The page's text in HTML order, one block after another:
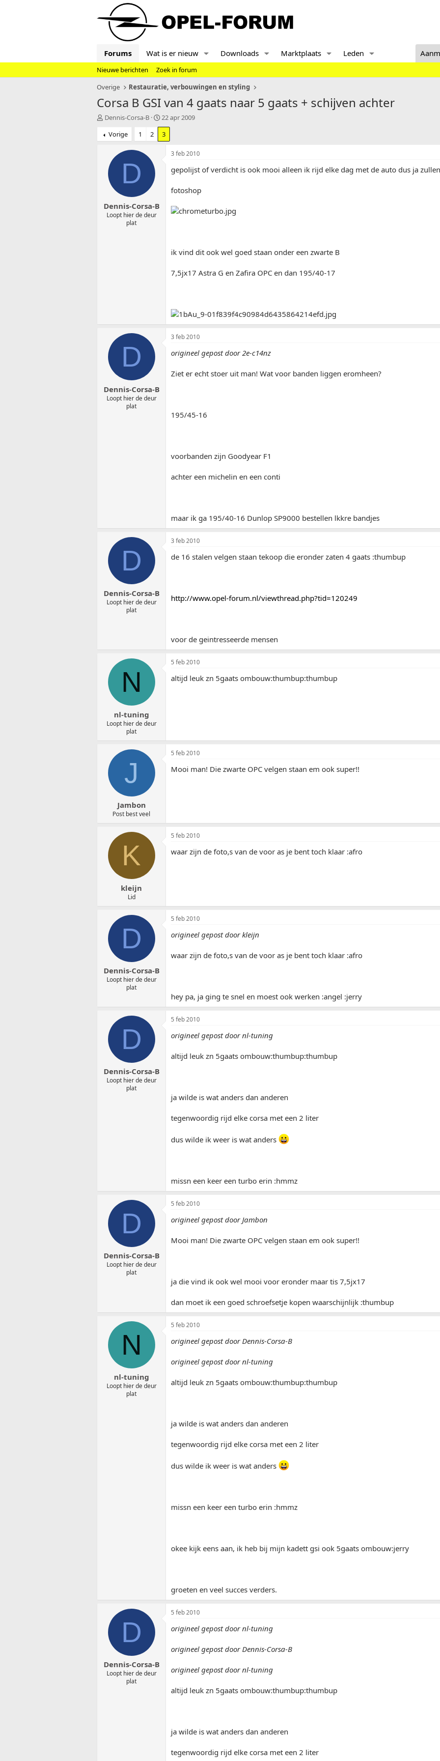
Forums Wat is er nieuw Downloads Marktplaats Leden
Nieuwe berichten
Zoek in forum
Overige
Restauratie, verbouwingen en styling
Corsa B GSI van 4 gaats naar 5 gaats + schijven achter
T
p
i
e
Dennis-Corsa-B
S
t
a
r
22 apr 2009
Vorige
1 2 3
D
Dennis-Corsa-B
Loopt hier de deur
plat
3 feb 2010
gepolijst of verdicht is ook mooi alleen ik rijd elke dag met de auto dus ja
fotoshop
ik vind dit ook wel goed staan onder een zwarte B
7,5jx17 Astra G en Zafira OPC en dan 195/40-17
D
Dennis-Corsa-B
Loopt hier de deur
plat
3 feb 2010
origineel gepost door 2e-c14nz
Ziet er echt stoer uit man! Wat voor banden liggen eromheen?
195/45-16
voorbanden zijn Goodyear F1
achter een michelin en een conti
maar ik ga 195/40-16 Dunlop SP9000 bestellen lkkre bandjes
D
Dennis-Corsa-B
Loopt hier de deur
plat
3 feb 2010
de 16 stalen velgen staan tekoop die eronder zaten 4 gaats :thumbup
http://www.opel-forum.nl/viewthread.php?tid=120249
voor de geintresseerde mensen
N
nl-tuning
Loopt hier de deur
plat
5 feb 2010
altijd leuk zn 5gaats ombouw:thumbup:thumbup
J
Jambon
Post best veel
5 feb 2010
Mooi man! Die zwarte OPC velgen staan em ook super!!
K
kleijn
Lid
5 feb 2010
waar zijn de foto,s van de voor as je bent toch klaar :afro
D
Dennis-Corsa-B
Loopt hier de deur
plat
5 feb 2010
origineel gepost door kleijn
waar zijn de foto,s van de voor as je bent toch klaar :afro
hey pa, ja ging te snel en moest ook werken :angel :jerry
D
Dennis-Corsa-B
Loopt hier de deur
plat
5 feb 2010
origineel gepost door nl-tuning
altijd leuk zn 5gaats ombouw:thumbup:thumbup
ja wilde is wat anders dan anderen
tegenwoordig rijd elke corsa met een 2 liter
dus wilde ik weer is wat anders
missn een keer een turbo erin :hmmz
D
Dennis-Corsa-B
Loopt hier de deur
plat
5 feb 2010
origineel gepost door Jambon
Mooi man! Die zwarte OPC velgen staan em ook super!!
ja die vind ik ook wel mooi voor eronder maar tis 7,5jx17
dan moet ik een goed schroefsetje kopen waarschijnlijk :thumbup
N
nl-tuning
Loopt hier de deur
plat
5 feb 2010
origineel gepost door Dennis-Corsa-B
origineel gepost door nl-tuning
altijd leuk zn 5gaats ombouw:thumbup:thumbup
ja wilde is wat anders dan anderen
tegenwoordig rijd elke corsa met een 2 liter
dus wilde ik weer is wat anders
missn een keer een turbo erin :hmmz
okee kijk eens aan, ik heb bij mijn kadett gsi ook 5gaats ombouw:jerry
groeten en veel succes verders.
D
Dennis-Corsa-B
Loopt hier de deur
plat
5 feb 2010
origineel gepost door nl-tuning
origineel gepost door Dennis-Corsa-B
origineel gepost door nl-tuning
altijd leuk zn 5gaats ombouw:thumbup:thumbup
ja wilde is wat anders dan anderen
tegenwoordig rijd elke corsa met een 2 liter